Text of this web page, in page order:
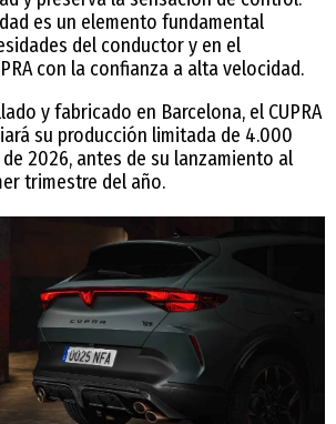
es un elemento fundamental
del conductor y en el
con la confianza a alta velocidad.
y fabricado en Barcelona, el CUPRA
su producción limitada de 4.000
2026, antes de su lanzamiento al
trimestre del año.